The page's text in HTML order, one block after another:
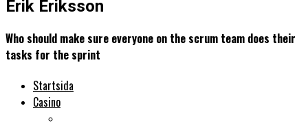
Erik Eriksson
Who should make sure everyone on the scrum team does their
tasks for the sprint
Startsida
Casino